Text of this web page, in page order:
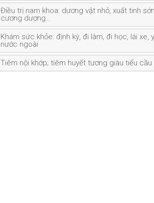
Điều trị nam khoa: dương vật nhỏ, xuất tinh
cương dương…
Khám sức khỏe: định kỳ, đi làm, đi học, lái xe,
nước ngoài
Tiêm nội khớp; tiêm huyết tương giàu tiểu cầu